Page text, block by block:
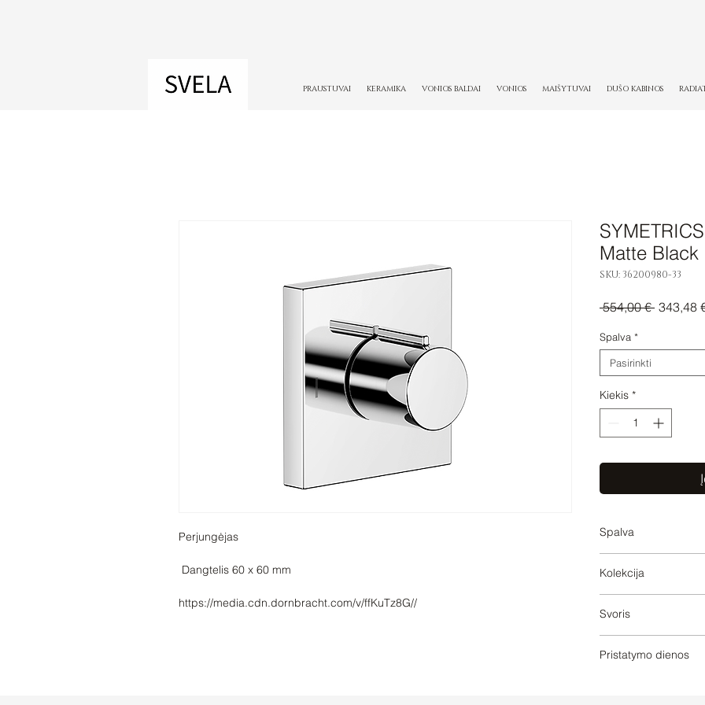
PRAUSTUVAI KERAMIKA VONIOS BALDAI VONIOS MAIŠYTUVAI DUŠO KABINOS
https://media.cdn.dornbracht.com/v/ffKuTz8G//
Matte Black
SKU: 36200980-33
554,00 € Įprastinė
343,48
Spalva *
Pasirinkti
Kiekis *
Spalva
Kolekcija
Svoris
Pristatymo dienos